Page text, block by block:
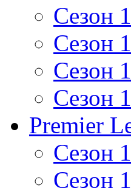
Сезон
Сезон
Сезон
Сезон
Premier
Сезон
Сезон